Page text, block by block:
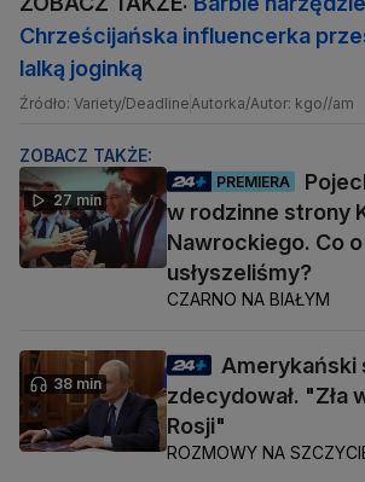
Chrześcijańska influencerka
lalką joginką
Źródło: Variety/DeadlineAutorka/Autor: kgo//am
ZOBACZ TAKŻE:
27 min
PREMIERA
w rodzinne strony
Nawrockiego. Co o
usłyszeliśmy?
CZARNO NA BIAŁYM
38 min
Amerykański
zdecydował. "Zła
Rosji"
ROZMOWY NA